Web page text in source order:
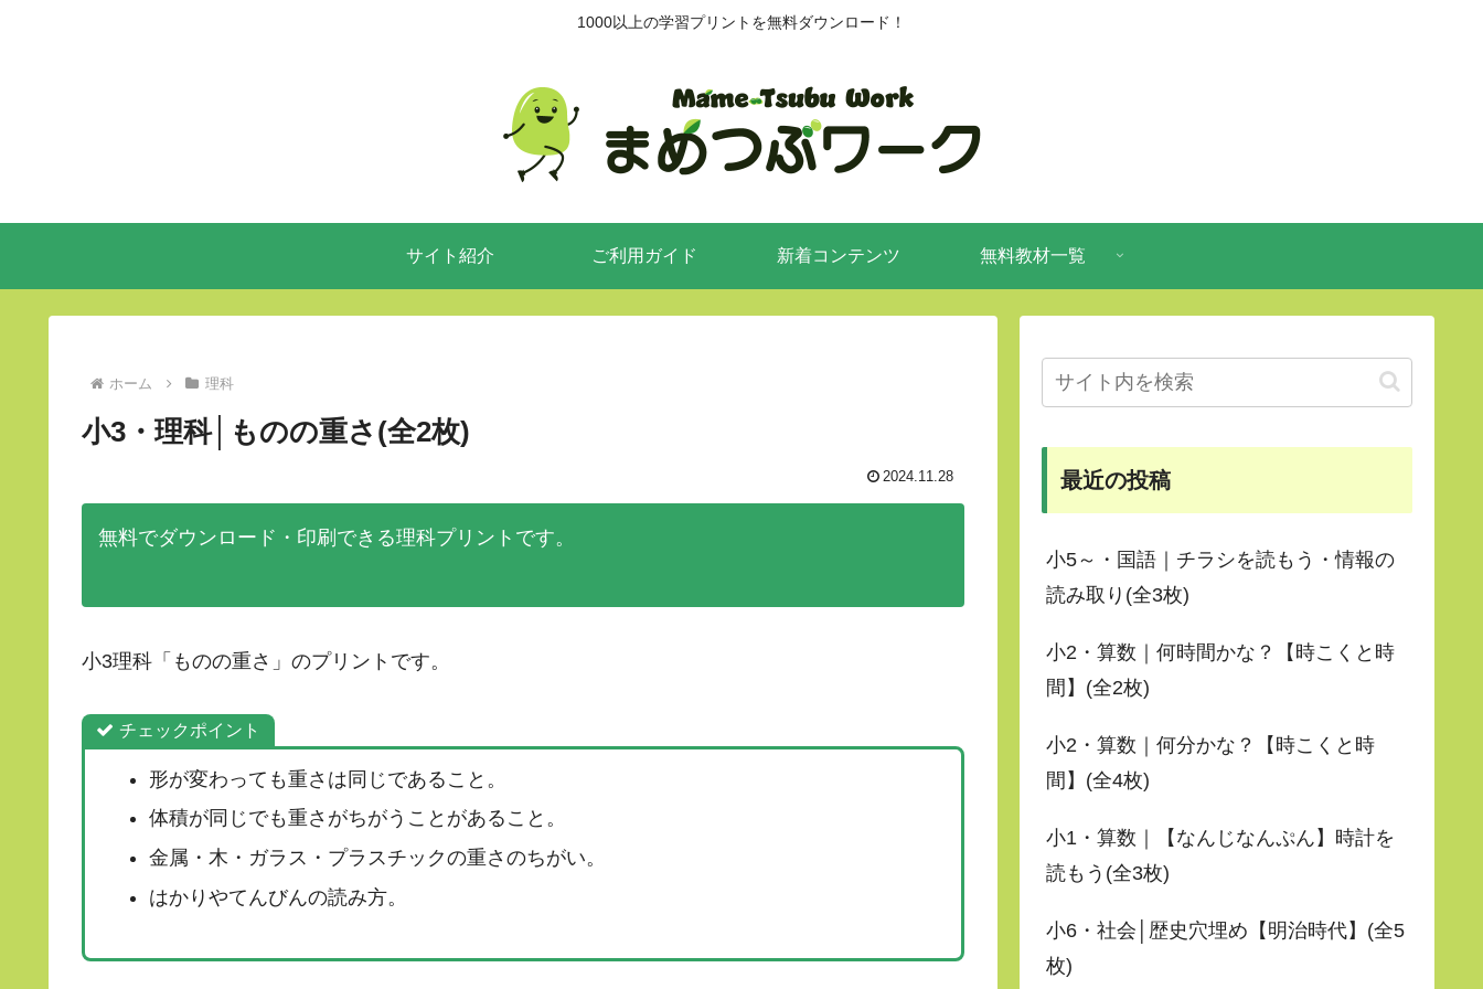
1000以上の学習プリントを無料ダウンロード！
サイト紹介 ご利用ガイド 新着コンテンツ 無料教材一覧
ホーム 理科
小3・理科│ものの重さ(全2枚)
2024.11.28
無料でダウンロード・印刷できる理科プリントです。
小3理科「ものの重さ」のプリントです。
チェックポイント
形が変わっても重さは同じであること。
体積が同じでも重さがちがうことがあること。
金属・木・ガラス・プラスチックの重さのちがい。
はかりやてんびんの読み方。
最近の投稿
小5～・国語｜チラシを読もう・情報の
読み取り(全3枚)
小2・算数｜何時間かな？【時こくと時
間】(全2枚)
小2・算数｜何分かな？【時こくと時
間】(全4枚)
小1・算数｜【なんじなんぷん】時計を
読もう(全3枚)
小6・社会│歴史穴埋め【明治時代】(全5
枚)